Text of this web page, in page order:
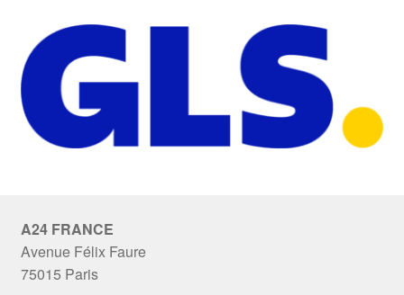
A24 FRANCE
Avenue Félix Faure
75015 Paris